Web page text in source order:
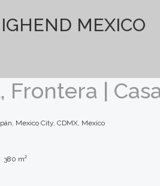
MEXICO
Frontera |
Mexico City, CDMX, Mexico
380 m²